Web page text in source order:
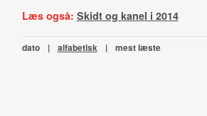
Læs også: Skidt og kanel i 2014
dato | alfabetisk | mest læste